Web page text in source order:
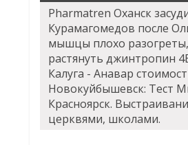
Pharmatren Оханск
Курамагомедов после
мышцы плохо разогреты,
растянуть джинтропин
Калуга - Анавар
Новокуйбышевск: Тест
Красноярск.
церквями, школами.